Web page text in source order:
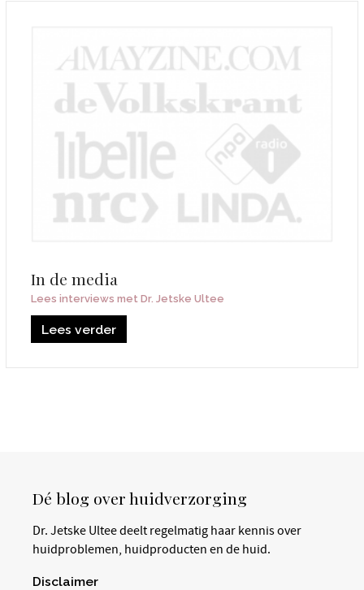
In de media
Lees interviews met Dr. Jetske Ultee
Lees verder
Dé blog over huidverzorging
Dr. Jetske Ultee deelt regelmatig haar kennis over
huidproblemen, huidproducten en de huid.
Disclaimer